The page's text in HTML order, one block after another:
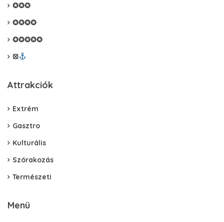
✪✪✪
✪✪✪✪
✪✪✪✪✪
⦻
Attrakciók
Extrém
Gasztro
Kulturális
Szórakozás
Természeti
Menü